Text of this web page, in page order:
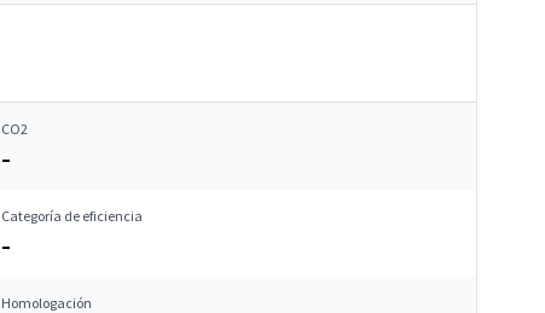
CO2
–
Categoría de eficiencia
–
Homologación